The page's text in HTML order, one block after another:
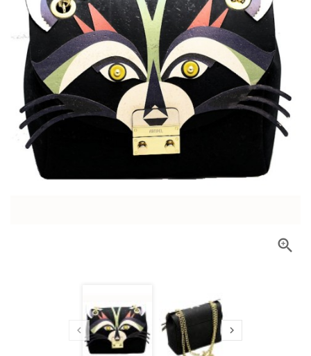

 